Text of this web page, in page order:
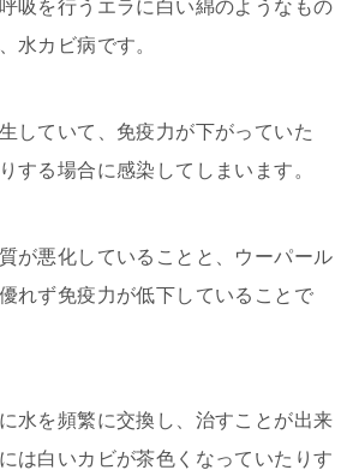
吸を行うエラに白い綿のようなもの
水カビ病です。
していて、免疫力が下がっていた
する場合に感染してしまいます。
が悪化していることと、ウーパール
れず免疫力が低下していることで
水を頻繁に交換し、治すことが出来
は白いカビが茶色くなっていたりす